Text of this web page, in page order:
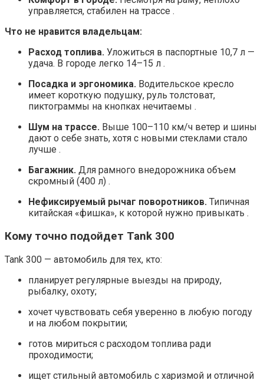
управляется, стабилен на трассе .
Что не нравится владельцам:
Расход топлива. Уложиться в паспортные 10,7 л —
удача. В городе легко 14–15 л .
Посадка и эргономика. Водительское кресло
имеет короткую подушку, руль толстоват,
пиктограммы на кнопках нечитаемы .
Шум на трассе. Выше 100–110 км/ч ветер и шины
дают о себе знать, хотя с новыми стеклами стало
лучше .
Багажник. Для рамного внедорожника объем
скромный (400 л) .
Нефиксируемый рычаг поворотников. Типичная
китайская «фишка», к которой нужно привыкать .
Кому точно подойдет Tank 300
Tank 300 — автомобиль для тех, кто:
планирует регулярные выезды на природу,
рыбалку, охоту;
хочет чувствовать себя уверенно в любую погоду
и на любом покрытии;
готов мириться с расходом топлива ради
проходимости;
ищет стильный автомобиль с харизмой и отличной